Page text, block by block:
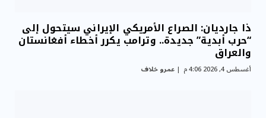
ذا جارديان: الصراع الأمريكي الإيراني سيتحول إلى
“حرب أبدية” جديدة.. وترامب يكرر أخطاء أفغانستان
والعراق
أغسطس 4, 2026 4:06 م عمرو خلاف